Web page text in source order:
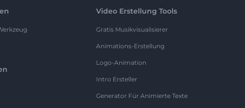
Video Erstellung Tools
Gratis Musikvisualisierer
Animations-Erstellung
Logo-Animation
Intro Ersteller
Generator Für Animierte Texte